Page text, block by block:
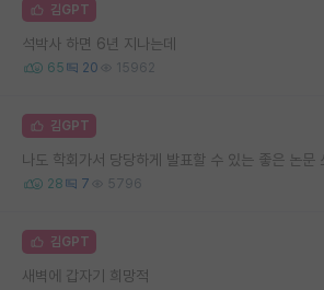
김GPT
석박사 하면 6년 지나는데
65 20 15962
김GPT
나도 학회가서 당당하게 발표할 수 있는 좋은 논문
28 7 5796
김GPT
새벽에 갑자기 희망적